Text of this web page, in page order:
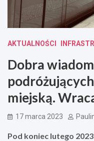
AKTUALNOŚCI
Dobra
miejską.
17 marca 2023
Pod koniec lutego